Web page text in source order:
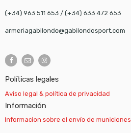
(+34) 963 511 653 / (+34) 633 472 653
armeriagabilondo@gabilondosport.com
Políticas legales
Aviso legal & política de privacidad
Información
Informacion sobre el envío de municiones